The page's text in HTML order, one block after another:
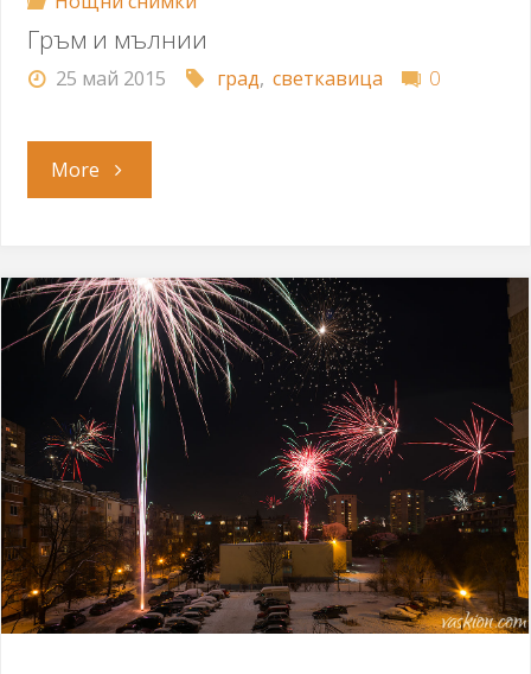
Гръм и мълнии
25 май 2015 град, светкавица 0
More"Гръм
мълнии"